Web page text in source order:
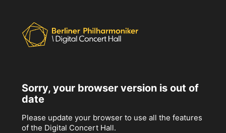
Sorry, your browser version is out of
date
Please update your browser to use all the features
of the Digital Concert Hall.